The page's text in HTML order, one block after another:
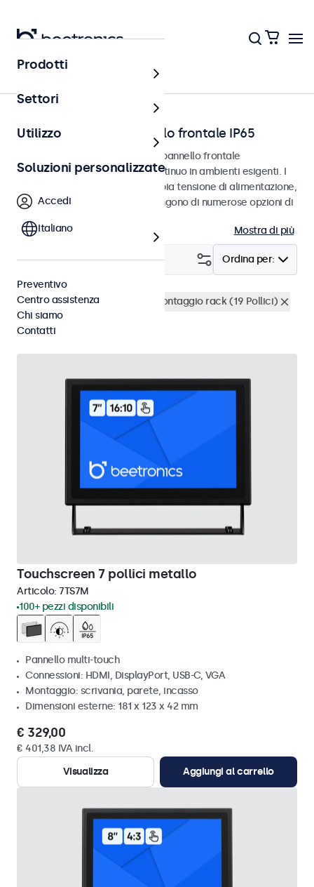
Home
Touchscreen con pannello frontale IP65
Touchscreen progettati con un pannello frontale
impermeabile IP65 per l'uso continuo in ambienti esigenti. I
touchscreen supportano un'ampia tensione di alimentazione,
sono facili da integrare e dispongono di numerose opzioni di
Mostra di più
Ordina per:
Filtro (16)
Resistente all'acqua (IP65)
Montaggio rack (19 Pollici)
Cancella i filtri
Touchscreen 7 pollici metallo
Articolo: 7TS7M
100+ pezzi disponibili
Pannello multi-touch
Connessioni: HDMI, DisplayPort, USB-C, VGA
Montaggio: scrivania, parete, incasso
Dimensioni esterne: 181 x 123 x 42 mm
€ 329,00
€ 401,38 IVA incl.
Visualizza
Aggiungi al carrello
Prodotti
Settori
Utilizzo
Soluzioni personalizzate
Accedi
Italiano
Preventivo
Centro assistenza
Chi siamo
Contatti